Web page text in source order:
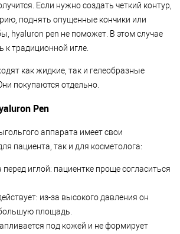
Если нужно создать четкий контур,
поднять опущенные кончики или
hyaluron pen не поможет. В этом случае
к традиционной игле.
как жидкие, так и гелеобразные
покупаются отдельно.
Pen
аппарата имеет свои
пациента, так и для косметолога:
перед иглой: пациентке проще согласиться
из-за высокого давления он
площадь.
под кожей и не формирует